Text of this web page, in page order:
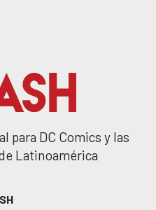
para DC Comics y las
Latinoamérica